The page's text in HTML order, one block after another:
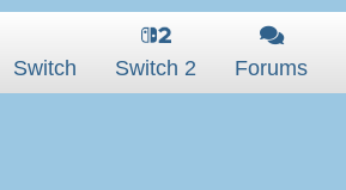
Switch Switch 2 Forums